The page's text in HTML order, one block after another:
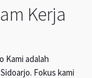
Kerja
Kami adalah
Fokus kami